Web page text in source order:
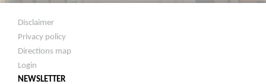
Disclaimer
Privacy policy
Directions map
Login
NEWSLETTER